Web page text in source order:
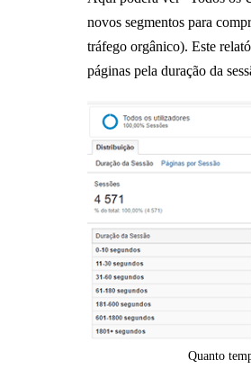
novos segmentos para
tráfego orgânico). Este
páginas pela duração da
Quanto